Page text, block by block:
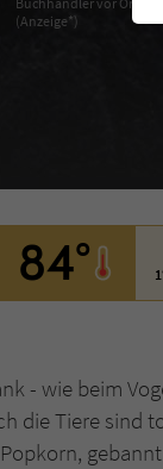
(Anzeige*)
84°
- wie beim
die Tiere sind